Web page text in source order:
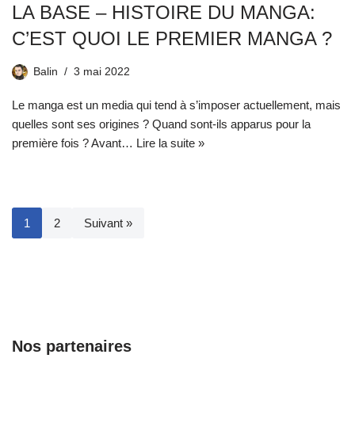
LA BASE – HISTOIRE DU MANGA:
C’EST QUOI LE PREMIER MANGA ?
Balin 3 mai 2022
Le manga est un media qui tend à s’imposer actuellement, mais
quelles sont ses origines ? Quand sont-ils apparus pour la
première fois ? Avant… Lire la suite »
1 2 Suivant »
Nos partenaires